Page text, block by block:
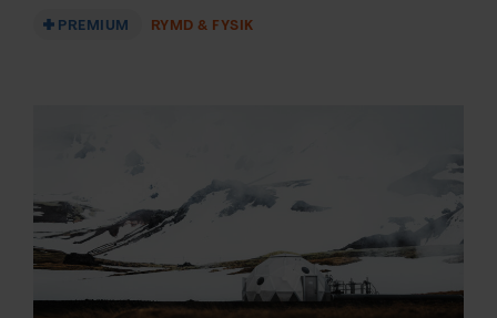
PREMIUM RYMD & FYSIK